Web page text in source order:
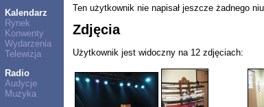
Kalendarz
Rynek
Konwenty
Wydarzenia
Telewizja
Radio
Audycje
Muzyka
Ten użytkownik nie napisał jeszcze żadnego
Zdjęcia
Użytkownik jest widoczny na 12 zdjęciach: